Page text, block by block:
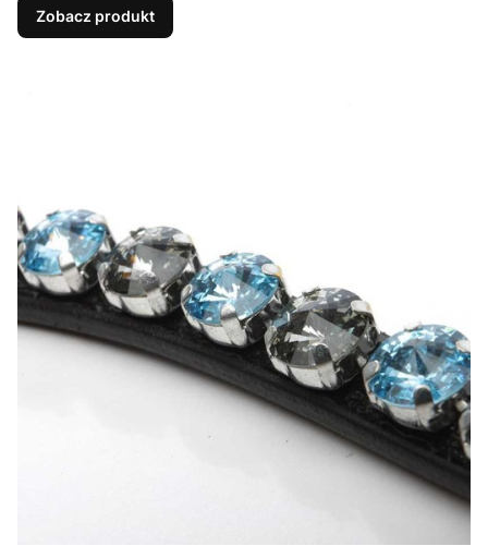
Zobacz produkt